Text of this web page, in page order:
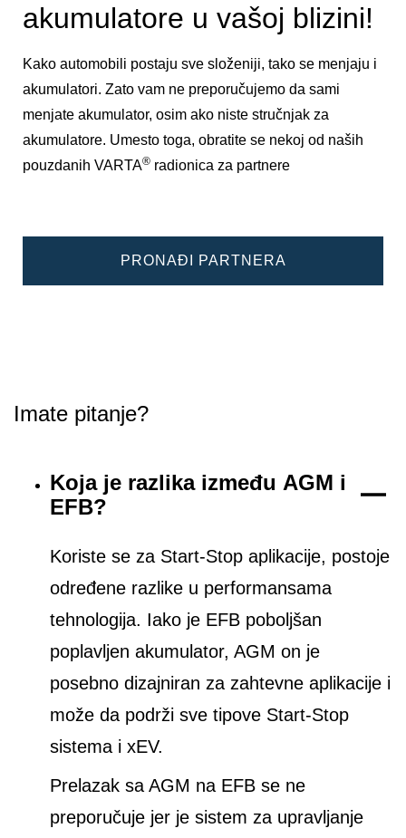
akumulatore u vašoj blizini!
Kako automobili postaju sve složeniji, tako se menjaju i
akumulatori. Zato vam ne preporučujemo da sami
menjate akumulator, osim ako niste stručnjak za
akumulatore. Umesto toga, obratite se nekoj od naših
pouzdanih VARTA® radionica za partnere
PRONAĐI PARTNERA
Imate pitanje?
Koja je razlika između AGM i
EFB?
Koriste se za Start-Stop aplikacije, postoje
određene razlike u performansama
tehnologija. Iako je EFB poboljšan
poplavljen akumulator, AGM on je
posebno dizajniran za zahtevne aplikacije i
može da podrži sve tipove Start-Stop
sistema i xEV.
Prelazak sa AGM na EFB se ne
preporučuje jer je sistem za upravljanje